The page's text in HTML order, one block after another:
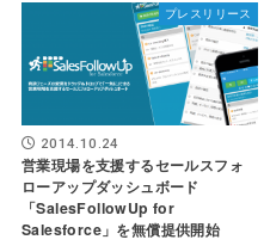
プレスリリース
2014.10.24
営業現場を支援するセールスフォ
ローアップダッシュボード
「SalesFollowUp for
Salesforce」を無償提供開始